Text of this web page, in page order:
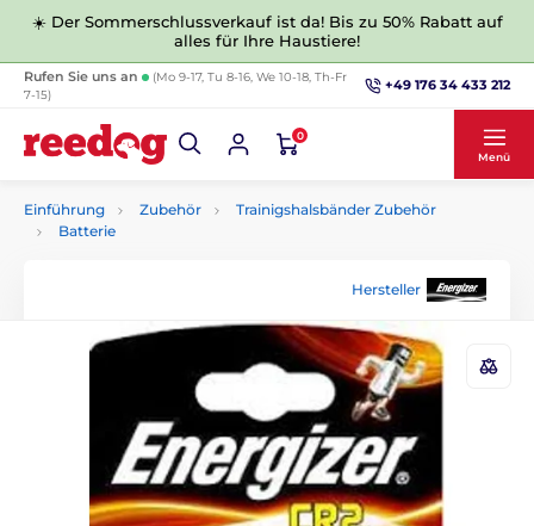
☀️ Der Sommerschlussverkauf ist da! Bis zu 50% Rabatt auf
alles für Ihre Haustiere!
Rufen Sie uns an
(Mo 9-17, Tu 8-16, We 10-18, Th-Fr
7-15)
+49 176 34 433 212
0
Menü
Einführung Zubehör
Trainigshalsbänder Zubehör
Batterie
Hersteller